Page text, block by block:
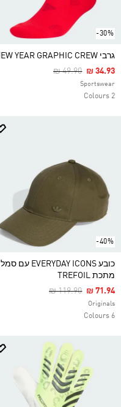
-30%
גרבי NEW YEAR GRAPHIC CREW
Price Reduced
₪ 49.90To₪ 34.93
Sportswear
2 Colours
-40%
כובע EVERYDAY ICONS עם סמל
מתכת TREFOIL
Price Reduced
₪ 119.90To₪ 71.94
Originals
6 Colours